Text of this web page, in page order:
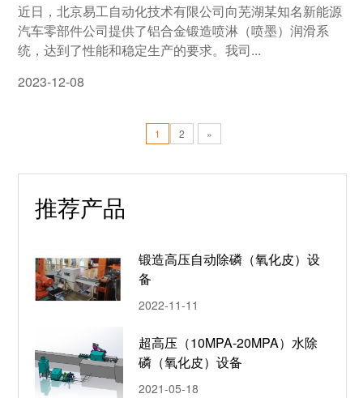
近日，北京易工自动化技术有限公司向芜湖某知名新能源
汽车零部件公司提供了铝合金锻造喷淋（喷墨）润滑系
统，达到了性能和稳定生产的要求。我司...
2023-12-08
1 2 »
推荐产品
锻造高压自动除磷（氧化皮）设
备
2022-11-11
超高压（10MPA-20MPA）水除
磷（氧化皮）设备
2021-05-18